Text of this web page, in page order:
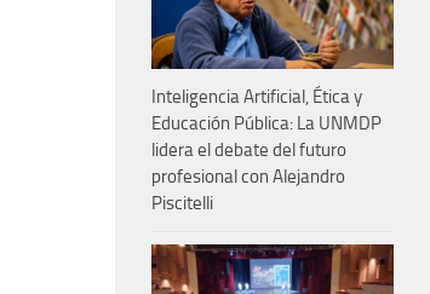
Inteligencia Artificial, Ética y
Educación Pública: La UNMDP
lidera el debate del futuro
profesional con Alejandro
Piscitelli